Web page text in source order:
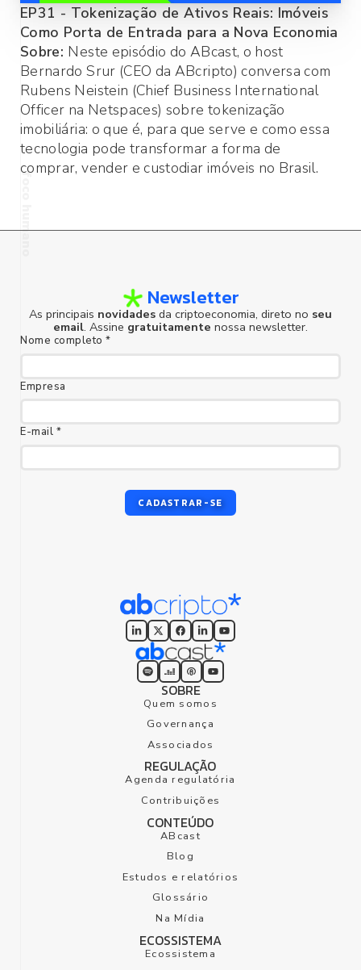
foco humano
EP31 - Tokenização de Ativos Reais: Imóveis
Como Porta de Entrada para a Nova Economia
Sobre: Neste episódio do ABcast, o host
Bernardo Srur (CEO da ABcripto) conversa com
Rubens Neistein (Chief Business International
Officer na Netspaces) sobre tokenização
imobiliária: o que é, para que serve e como essa
tecnologia pode transformar a forma de
comprar, vender e custodiar imóveis no Brasil.
Newsletter
As principais novidades da criptoeconomia, direto no seu
email. Assine gratuitamente nossa newsletter.
Nome completo *
Empresa
E-mail *
CADASTRAR-SE
SOBRE
Quem somos
Governança
Associados
REGULAÇÃO
Agenda regulatória
Contribuições
CONTEÚDO
ABcast
Blog
Estudos e relatórios
Glossário
Na Mídia
ECOSSISTEMA
Ecossistema